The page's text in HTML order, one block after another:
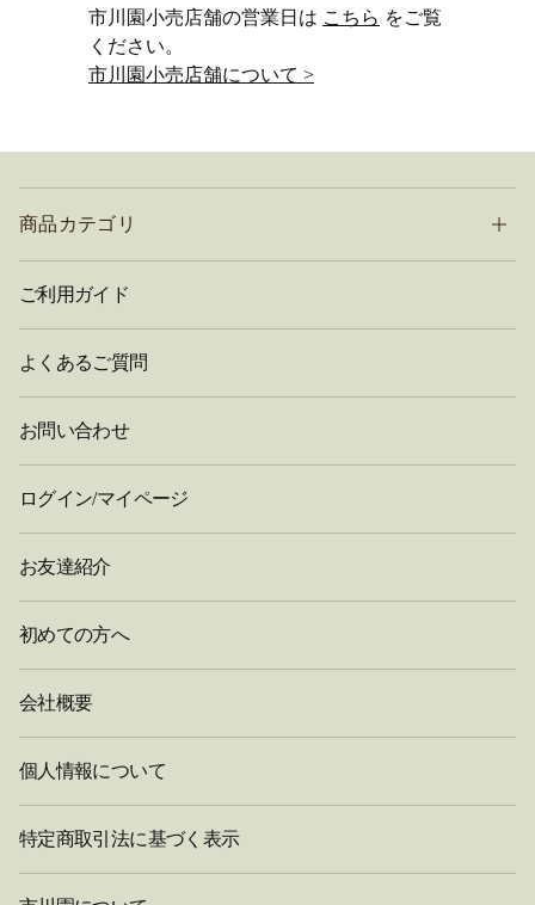
市川園小売店舗の営業日は こちら をご覧
ください。
市川園小売店舗について >
商品カテゴリ
ご利用ガイド
よくあるご質問
お問い合わせ
ログイン/マイページ
お友達紹介
初めての方へ
会社概要
個人情報について
特定商取引法に基づく表示